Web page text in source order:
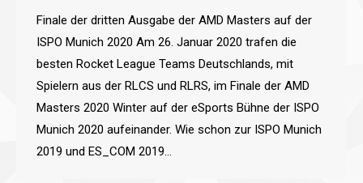
Finale der dritten Ausgabe der AMD Masters auf der
ISPO Munich 2020 Am 26. Januar 2020 trafen die
besten Rocket League Teams Deutschlands, mit
Spielern aus der RLCS und RLRS, im Finale der AMD
Masters 2020 Winter auf der eSports Bühne der ISPO
Munich 2020 aufeinander. Wie schon zur ISPO Munich
2019 und ES_COM 2019…